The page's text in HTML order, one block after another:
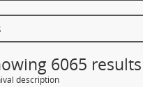
6065 results
description